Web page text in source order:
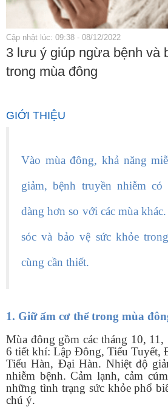
Cập nhật lúc: 09:38 - 08/12/2022
3 lưu ý giúp ngừa bệnh và
trong mùa đông
GIỚI THIỆU
Vào mùa đông, khả năng
giảm, bệnh truyền nhiễm
dàng hơn so với các mùa
sóc và bảo vệ sức khỏe
cùng cần thiết.
1. Giữ ấm cơ thể trong mùa
Mùa đông gồm các tháng 10,
6 tiết khí: Lập Đông, Tiểu Tuyết,
Tiểu Hàn, Đại Hàn. Nhiệt độ
nhiễm bệnh. Cảm lạnh, cảm
những tình trạng sức khỏe phổ
chú ý.